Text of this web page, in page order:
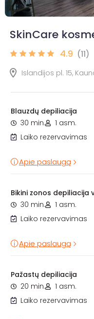
SkinCare
4.9 (11)
Islandijos pl. 15,
Blauzdų depiliacija
30 min.
1 asm.
Laiko rezervavimas
Apie paslaugą
Bikini zonos depiliacija
30 min.
1 asm.
Laiko rezervavimas
Apie paslaugą
Pažastų depiliacija
20 min.
1 asm.
Laiko rezervavimas